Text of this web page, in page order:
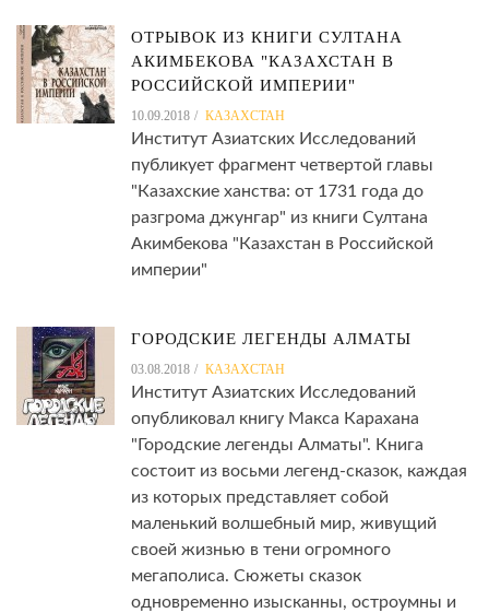
ОТРЫВОК ИЗ КНИГИ СУЛТАНА
АКИМБЕКОВА "КАЗАХСТАН В
РОССИЙСКОЙ ИМПЕРИИ"
10.09.2018 КАЗАХСТАН
Институт Азиатских Исследований
публикует фрагмент четвертой главы
"Казахские ханства: от 1731 года до
разгрома джунгар" из книги Султана
Акимбекова "Казахстан в Российской
империи"
ГОРОДСКИЕ ЛЕГЕНДЫ АЛМАТЫ
03.08.2018 КАЗАХСТАН
Институт Азиатских Исследований
опубликовал книгу Макса Карахана
"Городские легенды Алматы". Книга
состоит из восьми легенд-сказок, каждая
из которых представляет собой
маленький волшебный мир, живущий
своей жизнью в тени огромного
мегаполиса. Сюжеты сказок
одновременно изысканны, остроумны и